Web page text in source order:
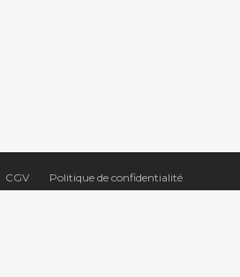
CGV
Politique de confidentialité